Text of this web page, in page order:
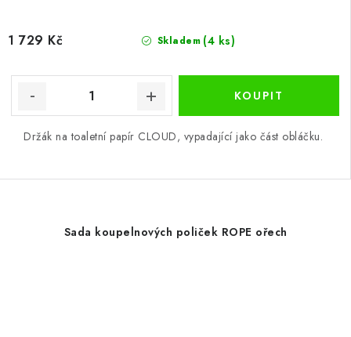
Skladem (4 ks)
1 729 Kč
Držák na toaletní papír CLOUD, vypadající jako část obláčku.
Sada koupelnových poliček ROPE ořech